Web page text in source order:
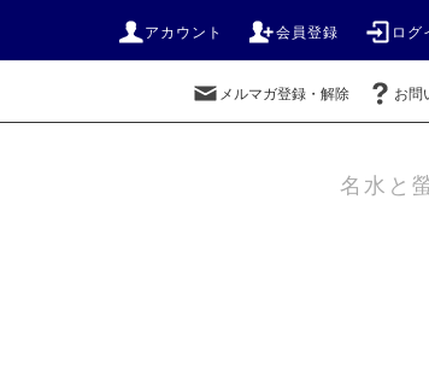
アカウント 会員登録 ログ
メルマガ登録・解除 お問
名水と